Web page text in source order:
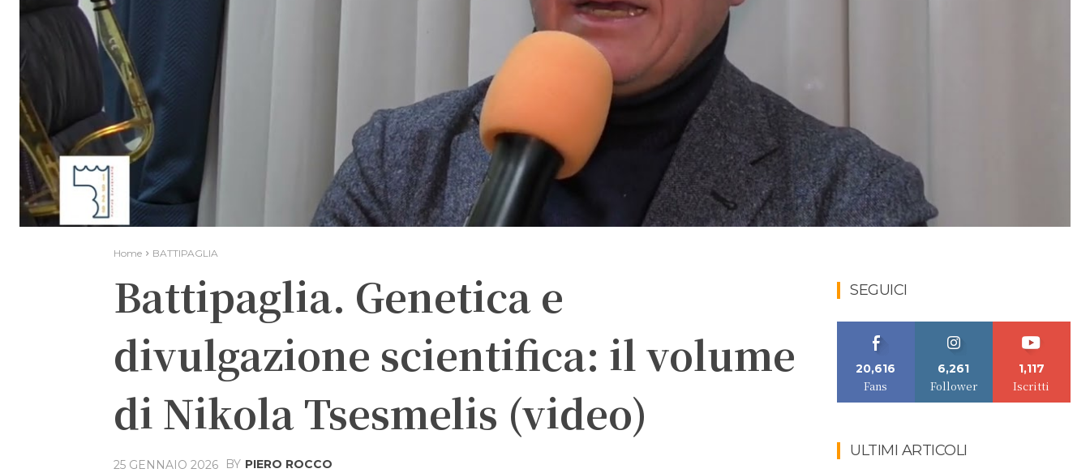
Home BATTIPAGLIA
Battipaglia. Genetica e
divulgazione scientifica: il volume
di Nikola Tsesmelis (video)
25 GENNAIO 2026 BY PIERO ROCCO
SEGUICI
20,616
Fans
6,261
Follower
1,117
Iscritti
ULTIMI ARTICOLI